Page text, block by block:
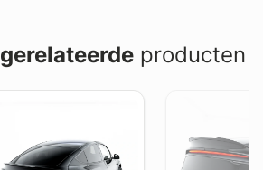
gerelateerdeproducten